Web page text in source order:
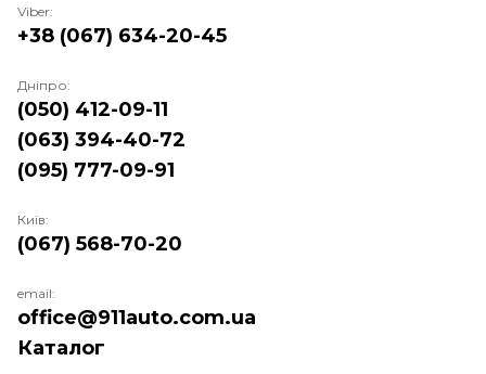
Каталог
Viber:
+38 (067) 634-20-45
Дніпро:
(050) 412-09-11
(063) 394-40-72
(095) 777-09-91
Київ:
(067) 568-70-20
email:
office@911auto.com.ua